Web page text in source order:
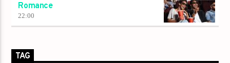
Romance
22:00
TAG